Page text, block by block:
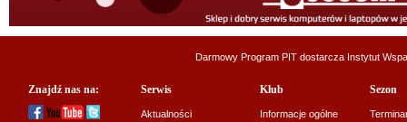
Darmowy Program PIT dostarcza Instytut
Znajdź nas na: Serwis
Aktualności
Klub
Informacje ogólne
Sezon